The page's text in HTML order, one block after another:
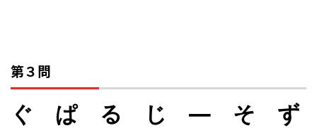
第３問
ぐ ぱ る じ ― そ ず